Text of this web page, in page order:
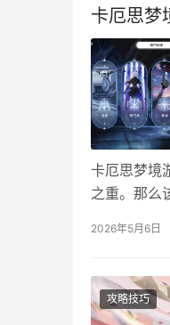
卡厄思梦
卡厄思梦境
之重。那么
模式内的
2026年5月6日
攻略技巧